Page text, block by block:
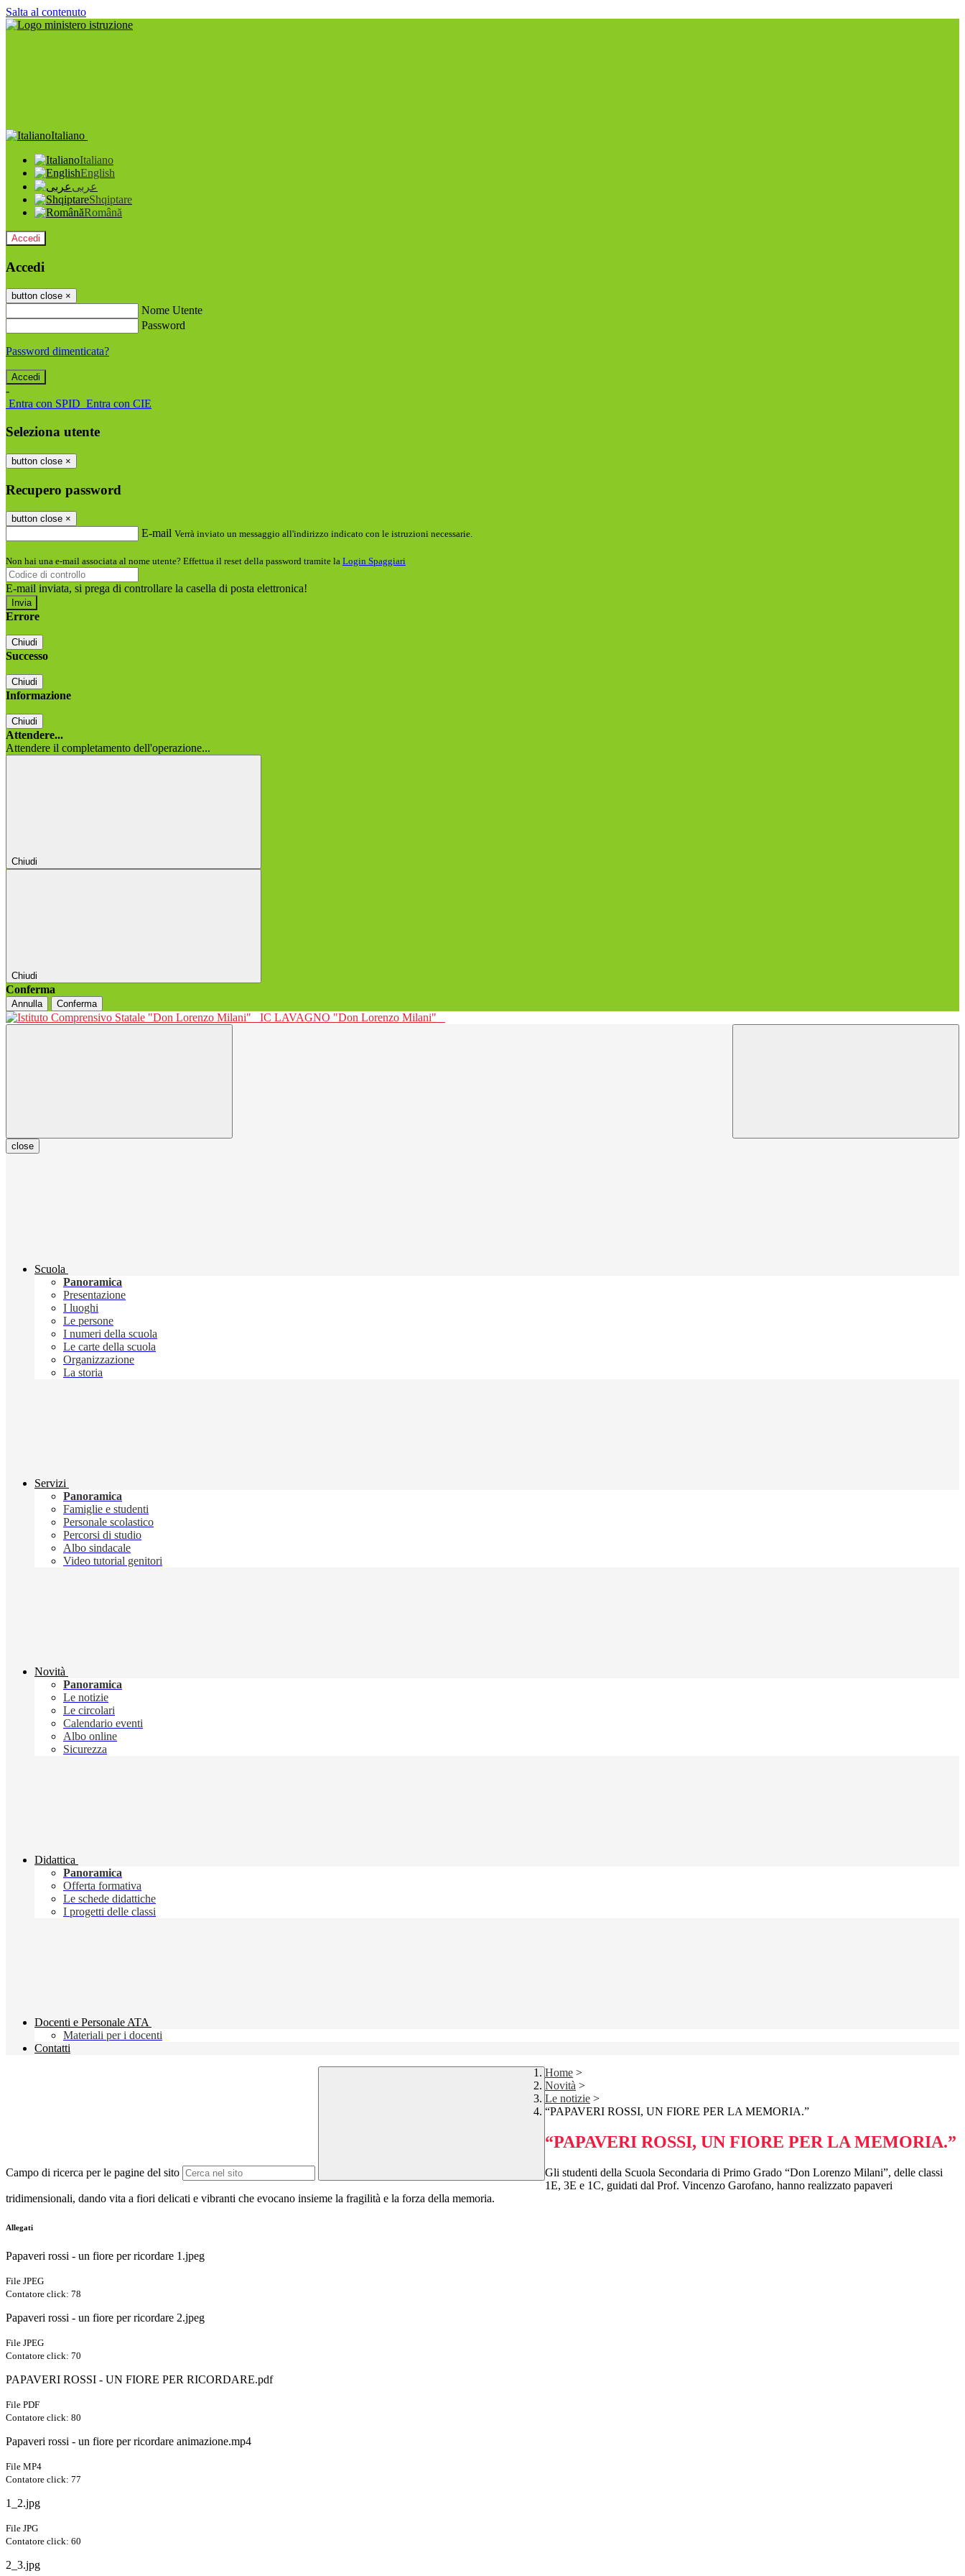
Salta al contenuto
Italiano
Italiano
English
عربى
Shqiptare
Română
Accedi
Accedi
button close ×
Nome Utente
Password
Password dimenticata?
-
Entra con SPID Entra con CIE
Seleziona utente
button close ×
Recupero password
button close ×
E-mail Verrà inviato un messaggio all'indirizzo indicato con le istruzioni necessarie.
Non hai una e-mail associata al nome utente? Effettua il reset della password tramite la Login Spaggiari
E-mail inviata, si prega di controllare la casella di posta elettronica!
Errore
Chiudi
Successo
Chiudi
Informazione
Chiudi
Attendere...
Attendere il completamento dell'operazione...
Chiudi
Chiudi
Conferma
Annulla Conferma
IC LAVAGNO "Don Lorenzo Milani"
close
Scuola
Panoramica
Presentazione
I luoghi
Le persone
I numeri della scuola
Le carte della scuola
Organizzazione
La storia
Servizi
Panoramica
Famiglie e studenti
Personale scolastico
Percorsi di studio
Albo sindacale
Video tutorial genitori
Novità
Panoramica
Le notizie
Le circolari
Calendario eventi
Albo online
Sicurezza
Didattica
Panoramica
Offerta formativa
Le schede didattiche
I progetti delle classi
Docenti e Personale ATA
Materiali per i docenti
Contatti
Campo di ricerca per le pagine del sito
Home >
Novità >
Le notizie >
“PAPAVERI ROSSI, UN FIORE PER LA MEMORIA.”
“PAPAVERI ROSSI, UN FIORE PER LA MEMORIA.”
Gli studenti della Scuola Secondaria di Primo Grado “Don Lorenzo Milani”, delle classi
1E, 3E e 1C, guidati dal Prof. Vincenzo Garofano, hanno realizzato papaveri
tridimensionali, dando vita a fiori delicati e vibranti che evocano insieme la fragilità e la forza della memoria.
Allegati
Papaveri rossi - un fiore per ricordare 1.jpeg
File JPEG
Contatore click: 78
Papaveri rossi - un fiore per ricordare 2.jpeg
File JPEG
Contatore click: 70
PAPAVERI ROSSI - UN FIORE PER RICORDARE.pdf
File PDF
Contatore click: 80
Papaveri rossi - un fiore per ricordare animazione.mp4
File MP4
Contatore click: 77
1_2.jpg
File JPG
Contatore click: 60
2_3.jpg